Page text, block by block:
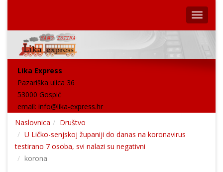
Lika Express
Pazariška ulica 36
53000 Gospić
email: info@lika-express.hr
Naslovnica
Društvo
U Ličko-senjskoj županiji do danas na koronavirus
testirano 7 osoba, svi nalazi su negativni
korona